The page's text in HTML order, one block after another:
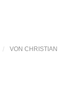
/ VON CHRISTIAN